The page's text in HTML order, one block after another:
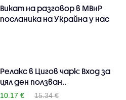
Викат на разговор в МВнР
посланика на Украйна у нас
Релакс в Цигов чарк: Вход за
цял ден ползван..
10.17 €
15.34 €